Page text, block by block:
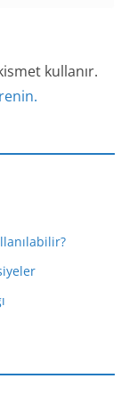
kullanır.